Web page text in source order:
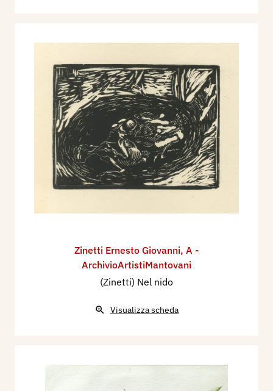
Zinetti Ernesto Giovanni, A -
ArchivioArtistiMantovani
(Zinetti) Nel nido
Visualizza scheda